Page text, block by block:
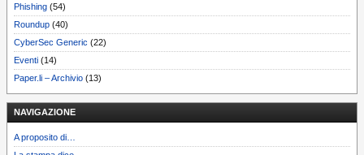
Phishing (54)
Roundup (40)
CyberSec Generic (22)
Eventi (14)
Paper.li – Archivio (13)
NAVIGAZIONE
A proposito di…